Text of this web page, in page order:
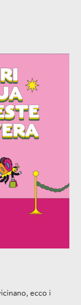
ecco i